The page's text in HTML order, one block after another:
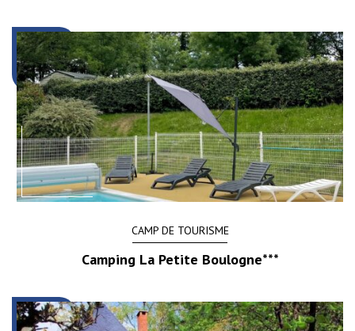
CAMP DE TOURISME
Camping La Petite Boulogne***